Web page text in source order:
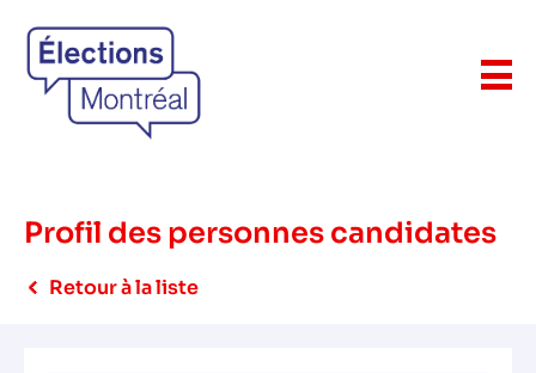
Profil des personnes candidates
Retour à la liste